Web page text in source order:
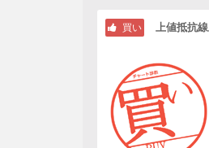
買い 上値抵抗